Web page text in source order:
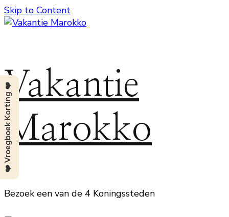
Skip to Content
Vakantie
Marokko
Bezoek een van de 4 Koningssteden
❤️ Vroegboek Korting ❤️